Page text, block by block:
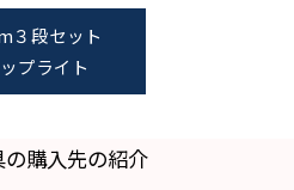
３段セット
プライト
購入先の紹介